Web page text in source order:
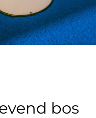
bos